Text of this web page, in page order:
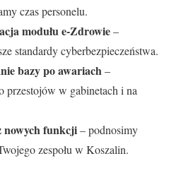
czas personelu.
modułu e-Zdrowie–
standardy cyberbezpieczeństwa.
bazy po awariach–
w gabinetach i na
nowych funkcji– podnosimy
zespołu w Koszalin.